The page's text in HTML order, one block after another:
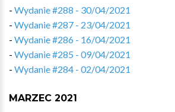
- Wydanie #288 - 30/04/2021
- Wydanie #287 - 23/04/2021
- Wydanie #286 - 16/04/2021
- Wydanie #285 - 09/04/2021
- Wydanie #284 - 02/04/2021
MARZEC 2021